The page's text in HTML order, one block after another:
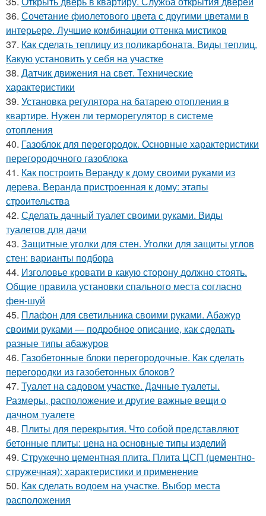
36. Сочетание фиолетового цвета с другими цветами в
интерьере. Лучшие комбинации оттенка мистиков
37. Как сделать теплицу из поликарбоната. Виды теплиц.
Какую установить у себя на участке
38. Датчик движения на свет. Технические
характеристики
39. Установка регулятора на батарею отопления в
квартире. Нужен ли терморегулятор в системе
отопления
40. Газоблок для перегородок. Основные характеристики
перегородочного газоблока
41. Как построить Веранду к дому своими руками из
дерева. Веранда пристроенная к дому: этапы
строительства
42. Сделать дачный туалет своими руками. Виды
туалетов для дачи
43. Защитные уголки для стен. Уголки для защиты углов
стен: варианты подбора
44. Изголовье кровати в какую сторону должно стоять.
Общие правила установки спального места согласно
фен-шуй
45. Плафон для светильника своими руками. Абажур
своими руками — подробное описание, как сделать
разные типы абажуров
46. Газобетонные блоки перегородочные. Как сделать
перегородки из газобетонных блоков?
47. Туалет на садовом участке. Дачные туалеты.
Размеры, расположение и другие важные вещи о
дачном туалете
48. Плиты для перекрытия. Что собой представляют
бетонные плиты: цена на основные типы изделий
49. Стружечно цементная плита. Плита ЦСП (цементно-
стружечная): характеристики и применение
50. Как сделать водоем на участке. Выбор места
расположения